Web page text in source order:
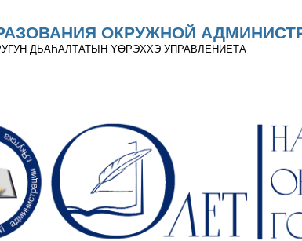
ОКРУЖНОЙ
ДЬАҺАЛТАТЫН YӨРЭХХЭ УПРАВЛЕНИЕТА